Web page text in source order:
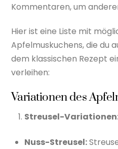
Kommentaren, um
Hier ist eine Liste mit
Apfelmuskuchens, die du
dem klassischen Rezept
verleihen:
Variationen des
Streusel-
Nuss-Streusel: